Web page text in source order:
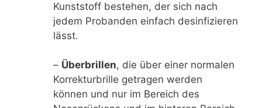
Kunststoff bestehen, der sich nach
jedem Probanden einfach desinfizieren
lässt.
– Überbrillen, die über einer normalen
Korrekturbrille getragen werden
können und nur im Bereich des